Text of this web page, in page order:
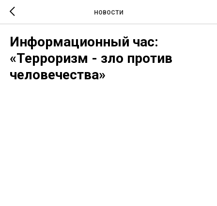
НОВОСТИ
Информационный час:
«Терроризм - зло против
человечества»